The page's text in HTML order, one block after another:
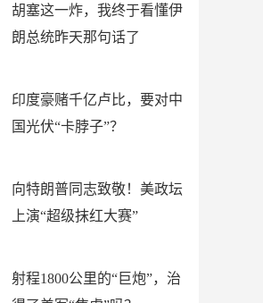
胡塞这一炸，我终于看懂伊
朗总统昨天那句话了
印度豪赌千亿卢比，要对中
国光伏“卡脖子”？
向特朗普同志致敬！美政坛
上演“超级抹红大赛”
射程1800公里的“巨炮”，治